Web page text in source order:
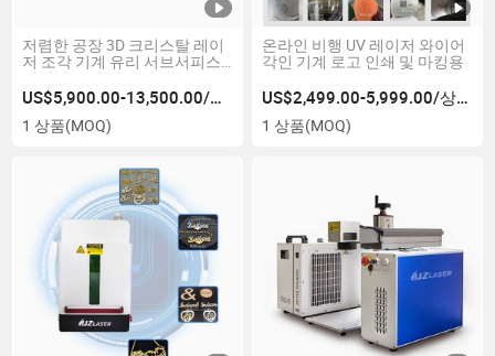
저렴한 공장 3D 크리스탈 레이
저 조각 기계 유리 서브서피스
레이저 조각 기계 가격
US$5,900.00-13,500.00/상품
1 상품(MOQ)
온라인 비행 UV 레이저 와이어
각인 기계 로고 인쇄 및 마킹용
US$2,499.00-5,999.00/상품
1 상품(MOQ)